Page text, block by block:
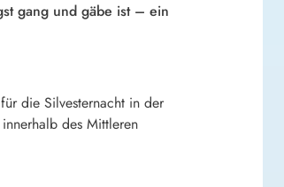
gang und gäbe ist – ein
die Silvesternacht in der
des Mittleren